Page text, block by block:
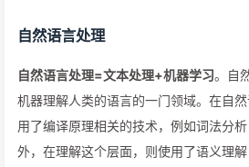
自然语言处理
自然语言处理=文本处理+机器学习。自
机器理解人类的语言的一门领域。在自
用了编译原理相关的技术，例如词法分
外，在理解这个层面，则使用了语义理